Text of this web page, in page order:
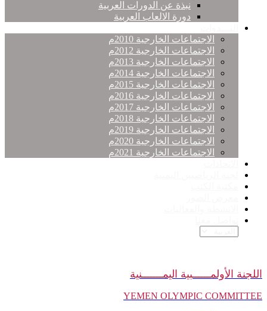
نبذة عن الدورات العربية
دورة الالعاب العربية
الاجتماعات الخارجية 2010م
الاجتماعات الخارجية 2012م
الاجتماعات الخارجية 2013م
الاجتماعات الخارجية 2014م
الاجتماعات الخارجية 2015م
الاجتماعات الخارجية 2016م
الاجتماعات الخارجية 2017م
الاجتماعات الخارجية 2018م
الاجتماعات الخارجية 2019م
الاجتماعات الخارجية 2020م
الاجتماعات الخارجية 2021م
اللجنة الأولمــــــبية اليمـــــــنية
YEMEN OLYMPIC COMMITTEE